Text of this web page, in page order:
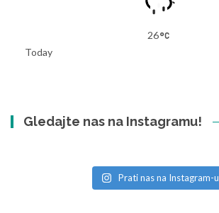
26
Today
Gledajte nas na Instagramu!
Prati nas na Instagram-u